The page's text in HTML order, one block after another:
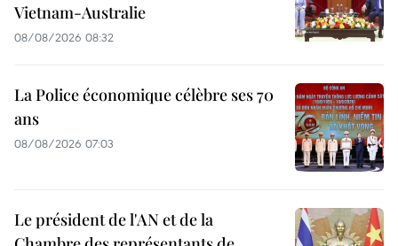
Vietnam-Australie
08/08/2026 08:32
La Police économique célèbre ses 70
ans
08/08/2026 07:03
Le président de l'AN et de la